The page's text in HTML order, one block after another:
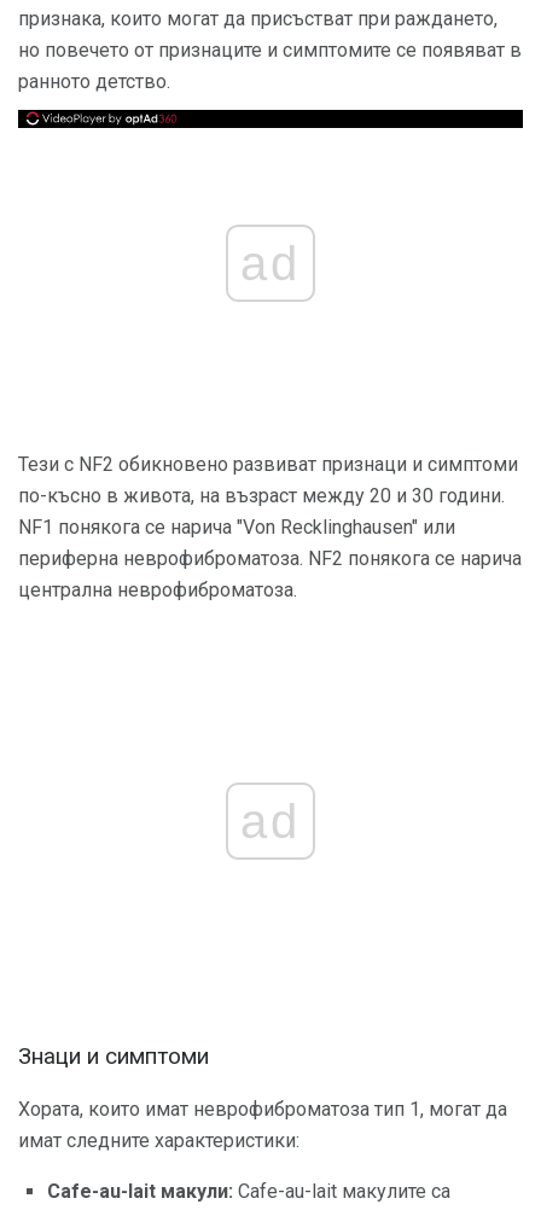
признака, които могат да присъстват при раждането,
но повечето от признаците и симптомите се появяват в
ранното детство.
ad
Тези с NF2 обикновено развиват признаци и симптоми
по-късно в живота, на възраст между 20 и 30 години.
NF1 понякога се нарича "Von Recklinghausen" или
периферна неврофиброматоза. NF2 понякога се нарича
централна неврофиброматоза.
ad
Знаци и симптоми
Хората, които имат неврофиброматоза тип 1, могат да
имат следните характеристики:
Cafe-au-lait макули: Cafe-au-lait макулите са